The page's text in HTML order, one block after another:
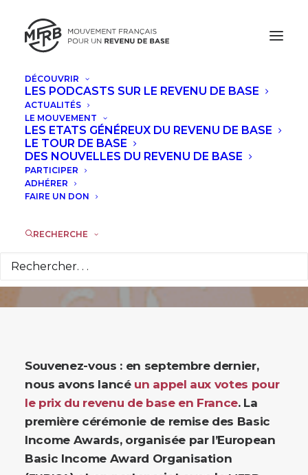
DÉCOUVRIR
LES PODCASTS SUR LE REVENU DE BASE
ACTUALITÉS
LE MOUVEMENT
LES ETATS GÉNÉREUX DU REVENU DE BASE
LE TOUR DE BASE
DES NOUVELLES DU REVENU DE BASE
PARTICIPER
ADHÉRER
FAIRE UN DON
RECHERCHE
Venez célébrer les
prix du revenu de
base en France le 12
Souvenez-vous : en septembre dernier,
nous avons lancé un appel aux votes pour
le prix du revenu de base en France. La
première cérémonie de remise des Basic
Income Awards, organisée par l’European
Basic Income Award Organisation